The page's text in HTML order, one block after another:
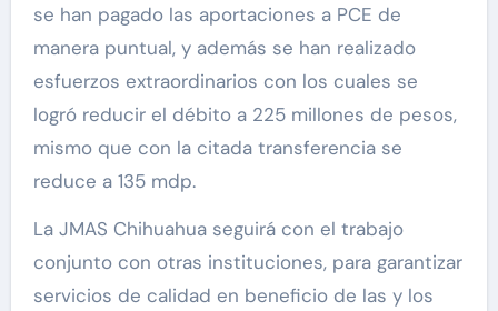
se han pagado las aportaciones a PCE de
manera puntual, y además se han realizado
esfuerzos extraordinarios con los cuales se
logró reducir el débito a 225 millones de pesos,
mismo que con la citada transferencia se
reduce a 135 mdp.
La JMAS Chihuahua seguirá con el trabajo
conjunto con otras instituciones, para garantizar
servicios de calidad en beneficio de las y los